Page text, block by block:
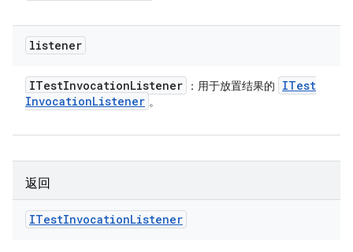
listener
ITestInvocationListener ：用于放置结果的
ITest
InvocationListener 。
返回
ITestInvocationListener